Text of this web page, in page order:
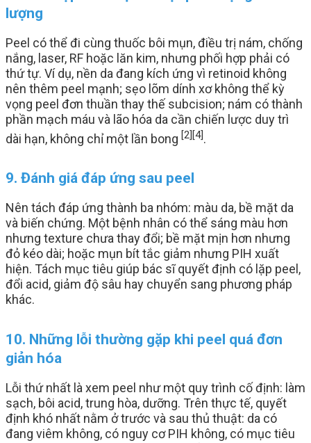
lượng
Peel có thể đi cùng thuốc bôi mụn, điều trị nám, chống
nắng, laser, RF hoặc lăn kim, nhưng phối hợp phải có
thứ tự. Ví dụ, nền da đang kích ứng vì retinoid không
nên thêm peel mạnh; sẹo lõm dính xơ không thể kỳ
vọng peel đơn thuần thay thế subcision; nám có thành
phần mạch máu và lão hóa da cần chiến lược duy trì
dài hạn, không chỉ một lần bong [2] [4].
9. Đánh giá đáp ứng sau peel
Nên tách đáp ứng thành ba nhóm: màu da, bề mặt da
và biến chứng. Một bệnh nhân có thể sáng màu hơn
nhưng texture chưa thay đổi; bề mặt mịn hơn nhưng
đỏ kéo dài; hoặc mụn bít tắc giảm nhưng PIH xuất
hiện. Tách mục tiêu giúp bác sĩ quyết định có lặp peel,
đổi acid, giảm độ sâu hay chuyển sang phương pháp
khác.
10. Những lỗi thường gặp khi peel quá đơn
giản hóa
Lỗi thứ nhất là xem peel như một quy trình cố định: làm
sạch, bôi acid, trung hòa, dưỡng. Trên thực tế, quyết
định khó nhất nằm ở trước và sau thủ thuật: da có
đang viêm không, có nguy cơ PIH không, có mục tiêu